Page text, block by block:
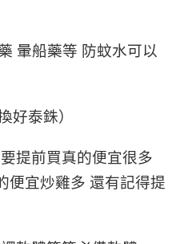
暈船藥等 防蚊水可以
好泰銖）
提前買真的便宜很多
便宜炒雞多 還有記得提